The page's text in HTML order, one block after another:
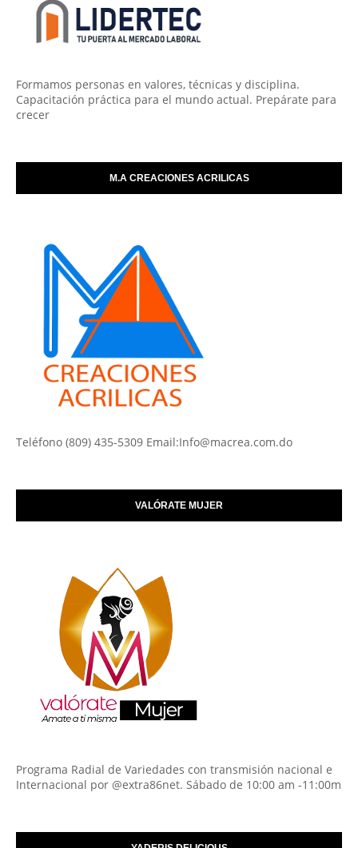
Formamos personas en valores, técnicas y disciplina.
Capacitación práctica para el mundo actual. Prepárate para
crecer
M.A CREACIONES ACRILICAS
Teléfono (809) 435-5309 Email:Info@macrea.com.do
VALÓRATE MUJER
Programa Radial de Variedades con transmisión nacional e
Internacional por @extra86net. Sábado de 10:00 am -11:00m